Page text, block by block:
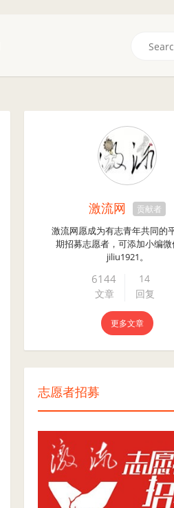
激流网 贡献者
激流网愿成为有志青年共同的
期招募志愿者，可添加小编微
jiliu1921。
6144
文章
14
回复
更多文章
志愿者招募